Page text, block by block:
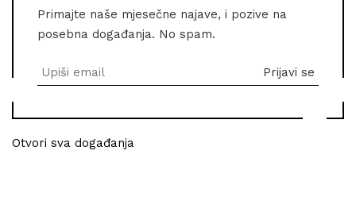
Primajte naše mjesečne najave, i pozive na
posebna događanja. No spam.
Otvori sva događanja